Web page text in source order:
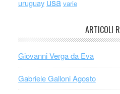
uruguay
varie
ARTICOLI
Giovanni Verga da Eva
Gabriele Galloni Agosto